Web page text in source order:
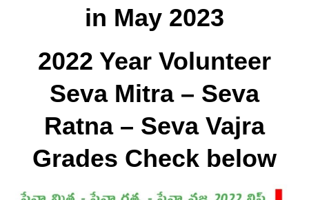
in May 2023
2022 Year Volunteer
Seva Mitra – Seva
Ratna – Seva Vajra
Grades Check below